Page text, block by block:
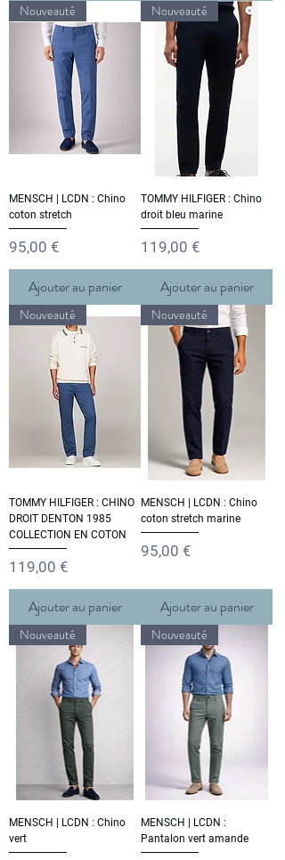
Nouveauté
MENSCH | LCDN : Chino
coton stretch
Prix
95,00 €
Ajouter au panier
Nouveauté
TOMMY HILFIGER : Chino
droit bleu marine
Prix
119,00 €
Ajouter au panier
Nouveauté
TOMMY HILFIGER : CHINO
DROIT DENTON 1985
COLLECTION EN COTON
Prix
119,00 €
Ajouter au panier
Nouveauté
MENSCH | LCDN : Chino
coton stretch marine
Prix
95,00 €
Ajouter au panier
Nouveauté
MENSCH | LCDN : Chino
vert
Nouveauté
MENSCH | LCDN :
Pantalon vert amande